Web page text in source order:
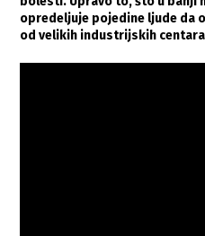
opredeljuje pojedine ljude da
od velikih industrijskih